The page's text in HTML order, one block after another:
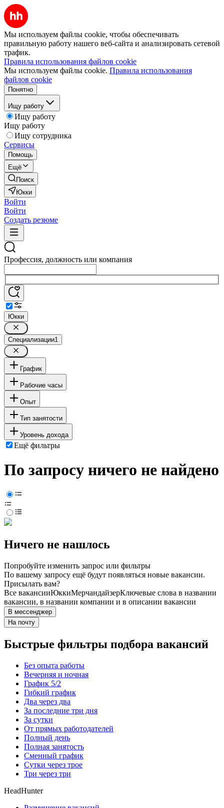
Мы используем файлы cookie, чтобы обеспечивать
правильную работу нашего веб-сайта и анализировать сетевой
трафик.
Правила использования файлов cookie
Мы используем файлы cookie. Правила использования
файлов cookie
Понятно
Ищу работу
Ищу работу
Ищу работу
Ищу сотрудника
Сервисы
Помощь
Ещё
Поиск
Юкки
Войти
Войти
Создать резюме
Профессия, должность или компания
Юкки
Специализации1
График
Рабочие часы
Опыт
Тип занятости
Уровень дохода
Ещё фильтры
По запросу ничего не найдено
Ничего не нашлось
Попробуйте изменить запрос или фильтры
По вашему запросу ещё будут появляться новые вакансии.
Присылать вам?
Все вакансииЮккиМерчандайзерКлючевые слова в названии
вакансии, в названии компании и в описании вакансии
В мессенджер
На почту
Быстрые фильтры подбора вакансий
Без опыта работы
Вечерняя и ночная
График 5/2
Гибкий график
Два через два
За последние три дня
За сутки
От прямых работодателей
Полный день
Полная занятость
Сменный график
Сутки через трое
Три через три
HeadHunter